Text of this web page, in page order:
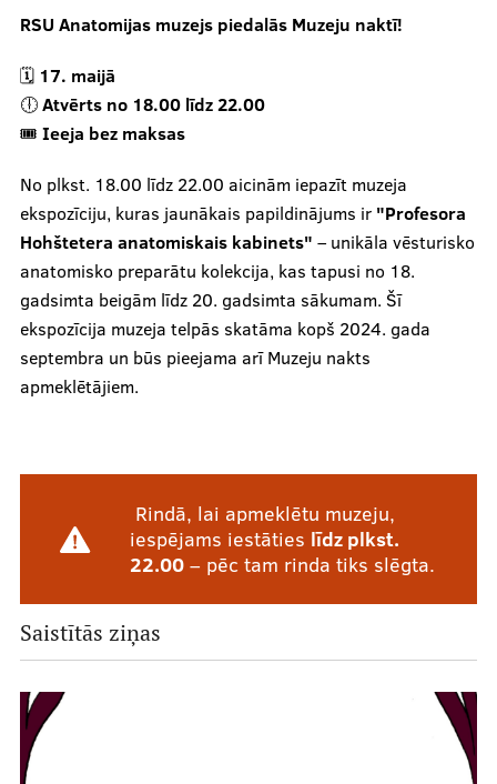
RSU Anatomijas muzejs piedalās Muzeju naktī!
🗓 17. maijā
🕕Atvērts no 18.00 līdz 22.00
🎟 Ieeja bez maksas
No plkst. 18.00 līdz 22.00 aicinām iepazīt muzeja
ekspozīciju, kuras jaunākais papildinājums ir "Profesora
Hohštetera anatomiskais kabinets" – unikāla vēsturisko
anatomisko preparātu kolekcija, kas tapusi no 18.
gadsimta beigām līdz 20. gadsimta sākumam. Šī
ekspozīcija muzeja telpās skatāma kopš 2024. gada
septembra un būs pieejama arī Muzeju nakts
apmeklētājiem.
Rindā, lai apmeklētu muzeju,
iespējams iestāties līdz plkst.
22.00– pēc tam rinda tiks slēgta.
Saistītās ziņas